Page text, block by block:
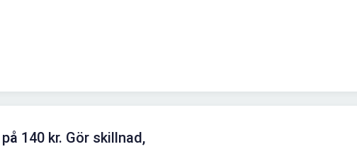
140 kr. Gör skillnad,